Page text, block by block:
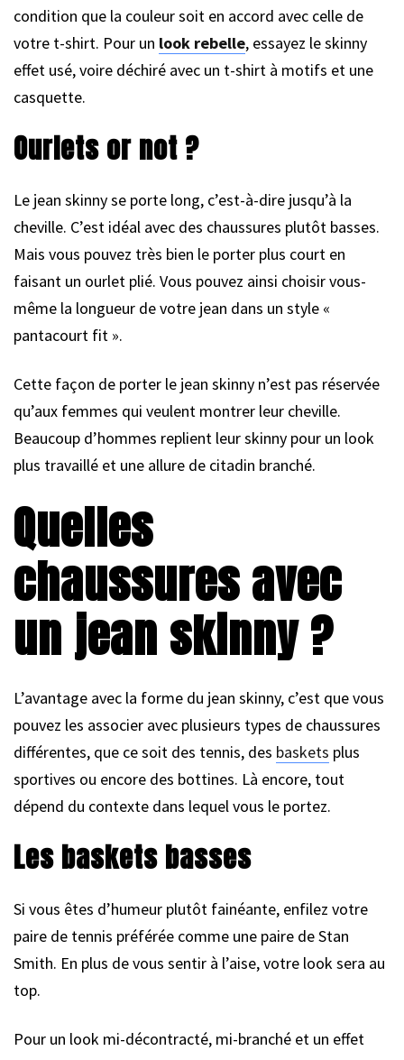
condition que la couleur soit en accord avec celle de
votre t-shirt. Pour un look rebelle, essayez le skinny
effet usé, voire déchiré avec un t-shirt à motifs et une
casquette.
Ourlets or not ?
Le jean skinny se porte long, c’est-à-dire jusqu’à la
cheville. C’est idéal avec des chaussures plutôt basses.
Mais vous pouvez très bien le porter plus court en
faisant un ourlet plié. Vous pouvez ainsi choisir vous-
même la longueur de votre jean dans un style «
pantacourt fit ».
Cette façon de porter le jean skinny n’est pas réservée
qu’aux femmes qui veulent montrer leur cheville.
Beaucoup d’hommes replient leur skinny pour un look
plus travaillé et une allure de citadin branché.
Quelles
chaussures avec
un jean skinny ?
L’avantage avec la forme du jean skinny, c’est que vous
pouvez les associer avec plusieurs types de chaussures
différentes, que ce soit des tennis, des baskets plus
sportives ou encore des bottines. Là encore, tout
dépend du contexte dans lequel vous le portez.
Les baskets basses
Si vous êtes d’humeur plutôt fainéante, enfilez votre
paire de tennis préférée comme une paire de Stan
Smith. En plus de vous sentir à l’aise, votre look sera au
top.
Pour un look mi-décontracté, mi-branché et un effet